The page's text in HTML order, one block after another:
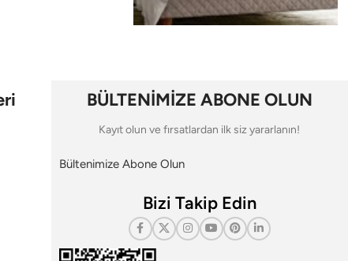
BÜLTENİMİZE ABONE OLUN
Kayıt olun ve fırsatlardan ilk siz yararlanın!
Bültenimize Abone Olun
Bizi Takip Edin